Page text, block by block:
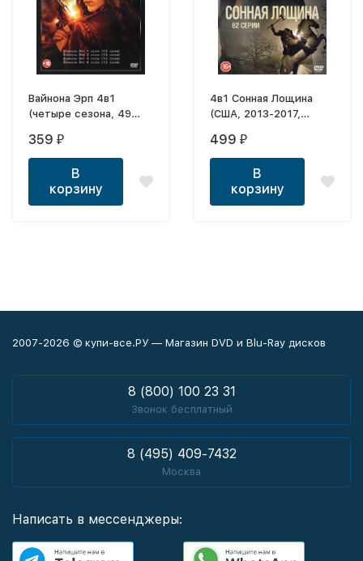
Вайнона Эрп 4в1
(четыре сезона, 49
359 ₽
В
корзину
4в1 Сонная Лощина
(США, 2013-2017,
сезона, 62 серии)
499 ₽
В
корзину
2007-2026 © купи-все.РУ — Магазин DVD и Blu-Ray дисков
8 (800) 100 23 31
Звонок бесплатный
8 (495) 409-7432
Москва
Написать в мессенджеры: